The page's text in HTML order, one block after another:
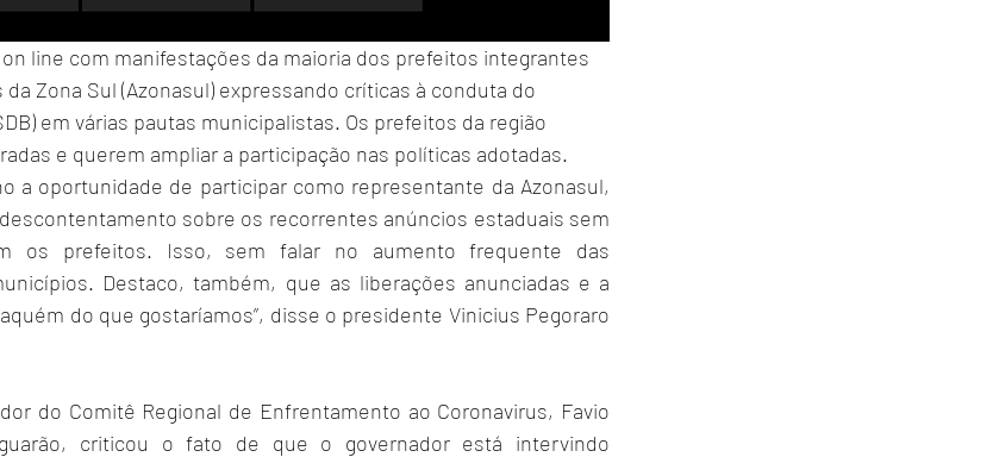
line com manifestações da maioria dos prefeitos integrantes
Zona Sul (Azonasul) expressando críticas à conduta do
em várias pautas municipalistas. Os prefeitos da região
e querem ampliar a participação nas políticas adotadas.
a oportunidade de participar como representante da Azonasul,
sobre os recorrentes anúncios estaduais sem
os prefeitos. Isso, sem falar no aumento frequente das
Destaco, também, que as liberações anunciadas e a
do que gostaríamos”, disse o presidente Vinicius Pegoraro
do Comitê Regional de Enfrentamento ao Coronavirus, Favio
criticou o fato de que o governador está intervindo